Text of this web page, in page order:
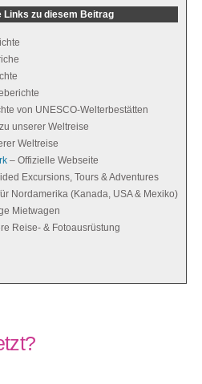
Links zu diesem Beitrag
von UNESCO-Welterbestätten
unserer Weltreise
Weltreise
– Offizielle Webseite
Excursions, Tours & Adventures
Nordamerika (Kanada, USA & Mexiko)
Mietwagen
Reise- & Fotoausrüstung